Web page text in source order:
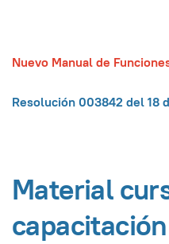
Nuevo Manual de
Resolución 003842 del 18
Material